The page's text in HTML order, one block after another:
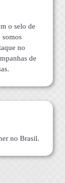
o selo de
somos
no
de
no Brasil.